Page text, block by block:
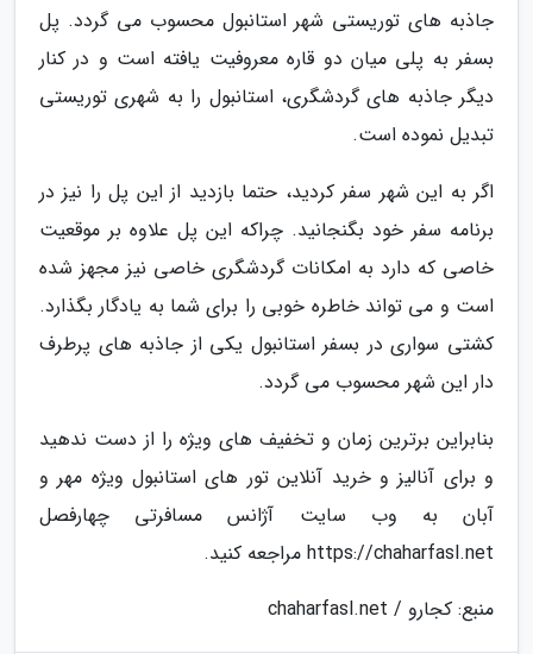
جاذبه های توریستی شهر استانبول محسوب می گردد. پل
بسفر به پلی میان دو قاره معروفیت یافته است و در کنار
دیگر جاذبه های گردشگری، استانبول را به شهری توریستی
تبدیل نموده است.
اگر به این شهر سفر کردید، حتما بازدید از این پل را نیز در
برنامه سفر خود بگنجانید. چراکه این پل علاوه بر موقعیت
خاصی که دارد به امکانات گردشگری خاصی نیز مجهز شده
است و می تواند خاطره خوبی را برای شما به یادگار بگذارد.
کشتی سواری در بسفر استانبول یکی از جاذبه های پرطرف
دار این شهر محسوب می گردد.
بنابراین برترین زمان و تخفیف های ویژه را از دست ندهید
و برای آنالیز و خرید آنلاین تور های استانبول ویژه مهر و
آبان به وب سایت آژانس مسافرتی چهارفصل
https://chaharfasl.net مراجعه کنید.
منبع: کجارو / chaharfasl.net